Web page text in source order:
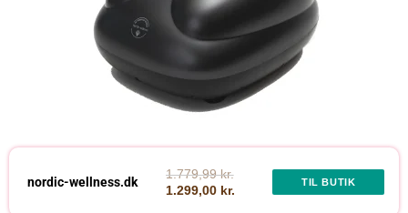
nordic-wellness.dk
1.779,99 kr.
1.299,00 kr.
TIL BUTIK